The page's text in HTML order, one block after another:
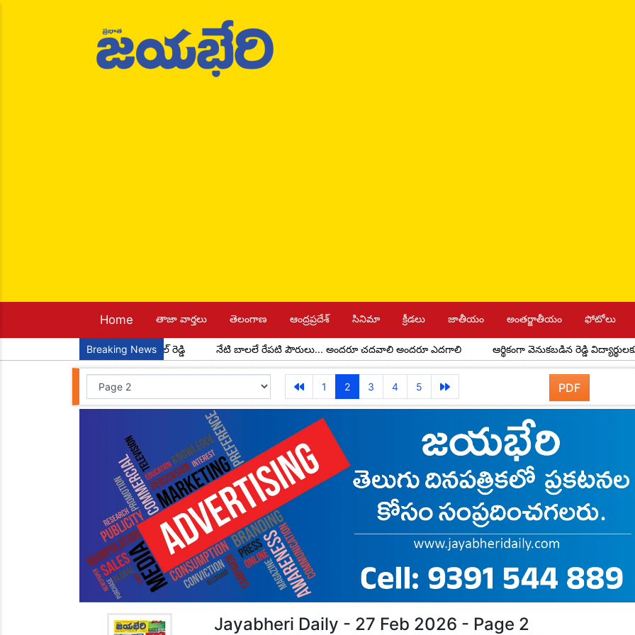
Home తాజా వార్తలు తెలంగాణ ఆంద్రప్రదేశ్ సినిమా క్రీడలు జాతీయం అంతర్జాతీయం ఫోటోలు
Breaking News
అధ్యక్షులుగా చాడ కొండాల్ రెడ్డి నేటి బాలలే రేపటి పౌరులు... అందరూ చదవాలి అందరూ ఎదగాలి ఆర్థికంగా వెనుకబడిన రెడ్డి విద్యార్థులకు అవర్
1 2 3 4 5 PDF
Jayabheri Daily - 27 Feb 2026 - Page 2